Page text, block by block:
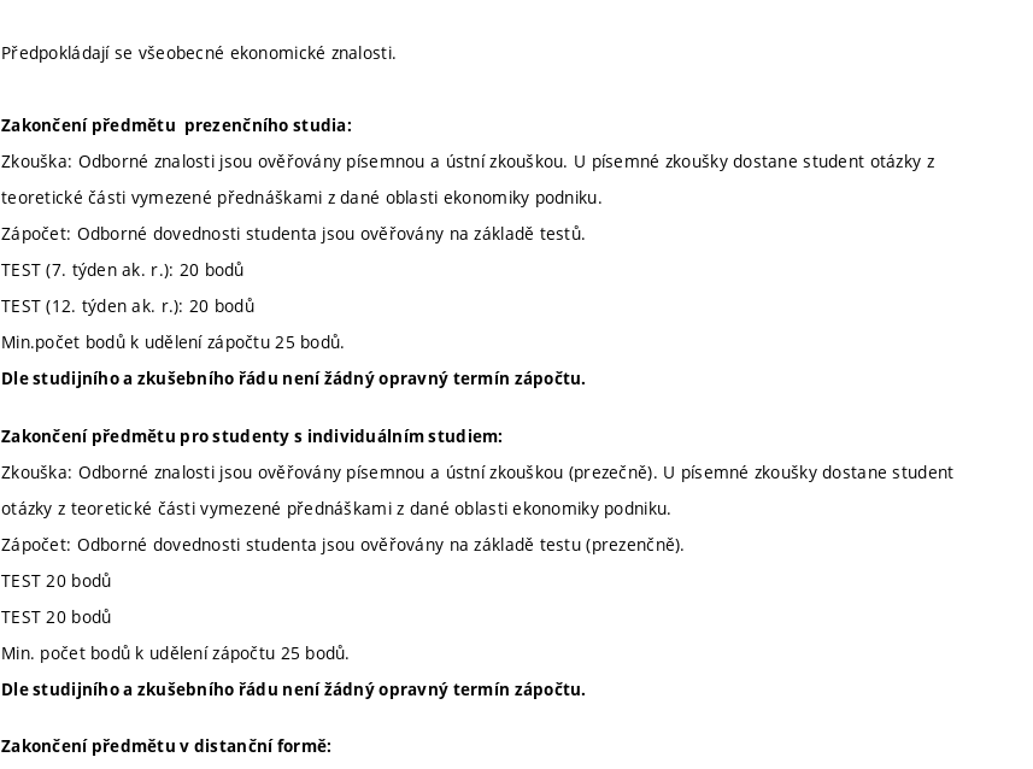
Předpokládají se všeobecné ekonomické znalosti.
Zakončení předmětu prezenčního studia:
Zkouška: Odborné znalosti jsou ověřovány písemnou a ústní zkouškou. U písemné zkoušky dostane student otázky z
teoretické části vymezené přednáškami z dané oblasti ekonomiky podniku.
Zápočet: Odborné dovednosti studenta jsou ověřovány na základě testů.
TEST (7. týden ak. r.): 20 bodů
TEST (12. týden ak. r.): 20 bodů
Min.počet bodů k udělení zápočtu 25 bodů.
Dle studijního a zkušebního řádu není žádný opravný termín zápočtu.
Zakončení předmětu pro studenty s individuálním studiem:
Zkouška: Odborné znalosti jsou ověřovány písemnou a ústní zkouškou (prezečně). U písemné zkoušky dostane student
otázky z teoretické části vymezené přednáškami z dané oblasti ekonomiky podniku.
Zápočet: Odborné dovednosti studenta jsou ověřovány na základě testu (prezenčně).
TEST 20 bodů
TEST 20 bodů
Min. počet bodů k udělení zápočtu 25 bodů.
Dle studijního a zkušebního řádu není žádný opravný termín zápočtu.
Zakončení předmětu v distanční formě: